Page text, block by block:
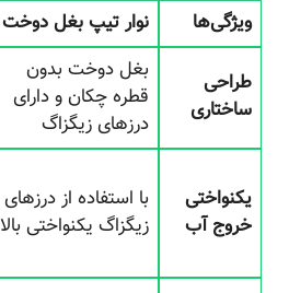
ویژگی‌ها نوار تیپ بغل دوخت
طراحی
ساختاری
بغل دوخت بدون
قطره چکان و دارای
درزهای زیگزاگ
یکنواختی
خروج آب
با استفاده از درزهای
زیگزاگ یکنواختی بالا